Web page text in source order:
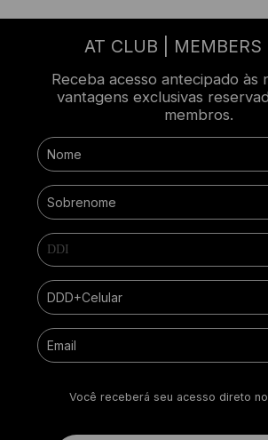
AT CLUB | MEMBERS
Receba acesso antecipado às
vantagens exclusivas
membros.
Você receberá seu acesso direto